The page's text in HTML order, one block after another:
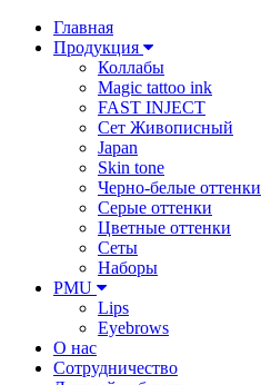
Главная
Продукция
Коллабы
Magic tattoo ink
FAST INJECT
Сет Живописный
Japan
Skin tone
Черно-белые оттенки
Серые оттенки
Цветные оттенки
Сеты
Наборы
PMU
Lips
Eyebrows
О нас
Сотрудничество